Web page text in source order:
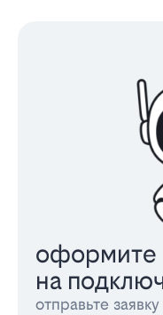
оформите
на
отправьте